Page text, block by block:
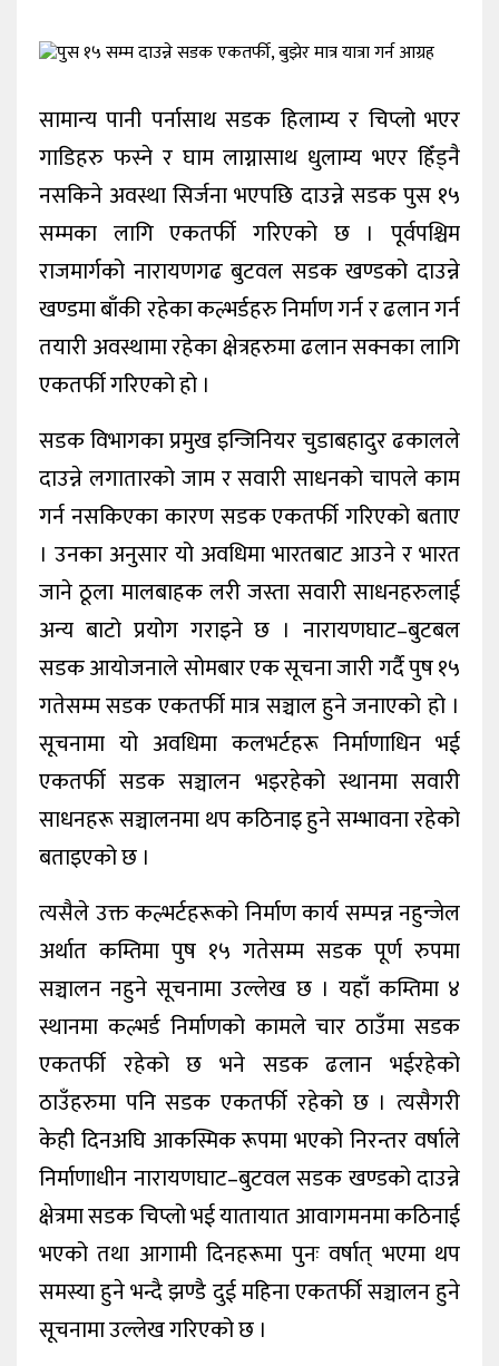
सामान्य पानी पर्नासाथ सडक हिलाम्य र चिप्लो भएर
गाडिहरु फस्ने र घाम लाग्नासाथ धुलाम्य भएर हिँड्नै
नसकिने अवस्था सिर्जना भएपछि दाउन्ने सडक पुस १५
सम्मका लागि एकतर्फी गरिएको छ । पूर्वपश्चिम
राजमार्गको नारायणगढ बुटवल सडक खण्डको दाउन्ने
खण्डमा बाँकी रहेका कल्भर्डहरु निर्माण गर्न र ढलान गर्न
तयारी अवस्थामा रहेका क्षेत्रहरुमा ढलान सक्नका लागि
एकतर्फी गरिएको हो ।
सडक विभागका प्रमुख इन्जिनियर चुडाबहादुर ढकालले
दाउन्ने लगातारको जाम र सवारी साधनको चापले काम
गर्न नसकिएका कारण सडक एकतर्फी गरिएको बताए
। उनका अनुसार यो अवधिमा भारतबाट आउने र भारत
जाने ठूला मालबाहक लरी जस्ता सवारी साधनहरुलाई
अन्य बाटो प्रयोग गराइने छ । नारायणघाट–बुटबल
सडक आयोजनाले सोमबार एक सूचना जारी गर्दै पुष १५
गतेसम्म सडक एकतर्फी मात्र सञ्चाल हुने जनाएको हो ।
सूचनामा यो अवधिमा कलभर्टहरू निर्माणाधिन भई
एकतर्फी सडक सञ्चालन भइरहेको स्थानमा सवारी
साधनहरू सञ्चालनमा थप कठिनाइ हुने सम्भावना रहेको
बताइएको छ ।
त्यसैले उक्त कल्भर्टहरूको निर्माण कार्य सम्पन्न नहुन्जेल
अर्थात कम्तिमा पुष १५ गतेसम्म सडक पूर्ण रुपमा
सञ्चालन नहुने सूचनामा उल्लेख छ । यहाँ कम्तिमा ४
स्थानमा कल्भर्ड निर्माणको कामले चार ठाउँमा सडक
एकतर्फी रहेको छ भने सडक ढलान भईरहेको
ठाउँहरुमा पनि सडक एकतर्फी रहेको छ । त्यसैगरी
केही दिनअघि आकस्मिक रूपमा भएको निरन्तर वर्षाले
निर्माणाधीन नारायणघाट–बुटवल सडक खण्डको दाउन्ने
क्षेत्रमा सडक चिप्लो भई यातायात आवागमनमा कठिनाई
भएको तथा आगामी दिनहरूमा पुनः वर्षात् भएमा थप
समस्या हुने भन्दै झण्डै दुई महिना एकतर्फी सञ्चालन हुने
सूचनामा उल्लेख गरिएको छ ।